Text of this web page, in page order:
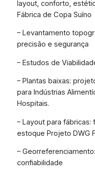
layout, conforto,
Fábrica de Copa Suíno
– Levantamento
precisão e segurança
– Estudos de
– Plantas baixas:
para Indústrias
Hospitais.
– Layout para
estoque Projeto DWG
–
confiabilidade